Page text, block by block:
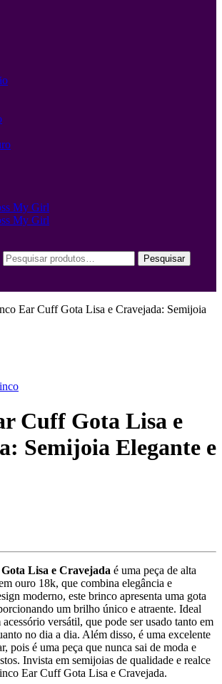
Pesquisar
Ear Cuff Gota Lisa e Cravejada: Semijoia
Cuff Gota Lisa e
Semijoia Elegante e
Lisa e Cravejada é uma peça de alta
ouro 18k, que combina elegância e
moderno, este brinco apresenta uma gota
um brilho único e atraente. Ideal
versátil, que pode ser usado tanto em
no dia a dia. Além disso, é uma excelente
pois é uma peça que nunca sai de moda e
Invista em semijoias de qualidade e realce
Ear Cuff Gota Lisa e Cravejada.